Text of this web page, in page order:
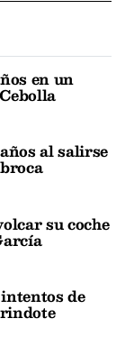
en un
al salirse
su coche
de